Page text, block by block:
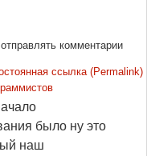
комментарии
ссылка (Permalink)
было ну это
наш